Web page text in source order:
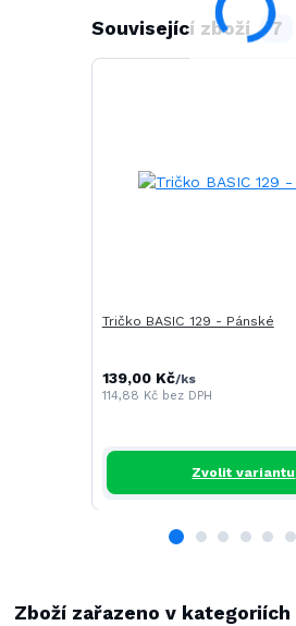
Související zboží 7
Tričko BASIC 129 - Pánské
139,00 Kč/ks
114,88 Kč bez DPH
Zvolit variantu
Zboží zařazeno v kategoriích